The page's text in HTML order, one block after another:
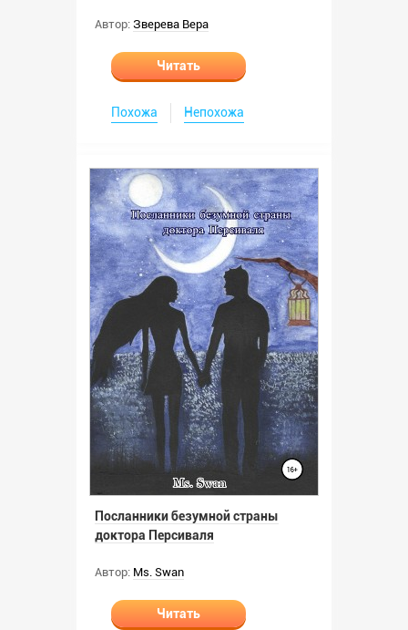
Автор: Зверева Вера
Читать
Похожа Непохожа
Посланники безумной страны
доктора Персиваля
Автор: Ms. Swan
Читать